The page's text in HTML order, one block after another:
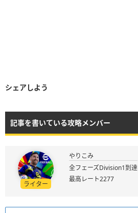
シェアしよう
記事を書いている攻略メンバー
ライター
やりこみ
全フェーズDivision1到達
最高レート2277